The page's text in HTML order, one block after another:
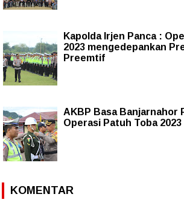
Kapolda Irjen Panca :
2023 mengedepankan
Preemtif
AKBP Basa Banjarnahor
Operasi Patuh Toba 2023
KOMENTAR